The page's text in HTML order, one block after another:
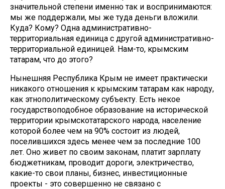
значительной степени именно так и воспринимаются:
мы же поддержали, мы же туда деньги вложили.
Куда? Кому? Одна административно-
территориальная единица с другой административно-
территориальной единицей. Нам-то, крымским
татарам, что до этого?
Нынешняя Республика Крым не имеет практически
никакого отношения к крымским татарам как народу,
как этнополитическому субъекту. Есть некое
государствоподобное образование на исторической
территории крымскотатарского народа, население
которой более чем на 90% состоит из людей,
поселившихся здесь менее чем за последние 100
лет. Оно живет по своим законам, платит зарплату
бюджетникам, проводит дороги, электричество,
какие-то свои планы, бизнес, инвестиционные
проекты - это совершенно не связано с